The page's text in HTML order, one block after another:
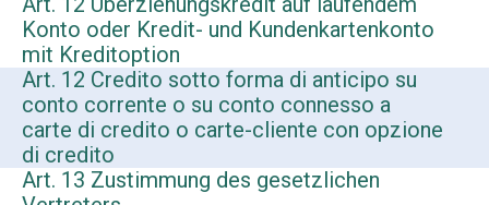
Konto oder Kredit- und Kundenkartenkonto
mit Kreditoption
Art. 12 Credito sotto forma di anticipo su
conto corrente o su conto connesso a
carte di credito o carte-cliente con opzione
di credito
Art. 13 Zustimmung des gesetzlichen